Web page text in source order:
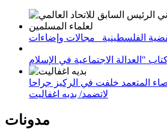
الفلسطينية_ مجالات وإضاءات
المتعمد خلفت في الركيز جراحا
لاتضمد/ بديه اغفاليت
مدونات